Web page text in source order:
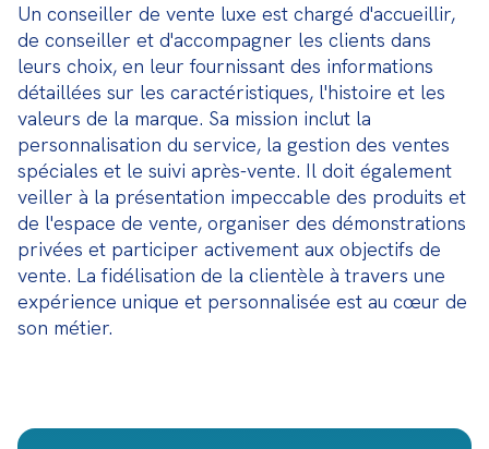
Un conseiller de vente luxe est chargé d'accueillir,
de conseiller et d'accompagner les clients dans
leurs choix, en leur fournissant des informations
détaillées sur les caractéristiques, l'histoire et les
valeurs de la marque. Sa mission inclut la
personnalisation du service, la gestion des ventes
spéciales et le suivi après-vente. Il doit également
veiller à la présentation impeccable des produits et
de l'espace de vente, organiser des démonstrations
privées et participer activement aux objectifs de
vente. La fidélisation de la clientèle à travers une
expérience unique et personnalisée est au cœur de
son métier.